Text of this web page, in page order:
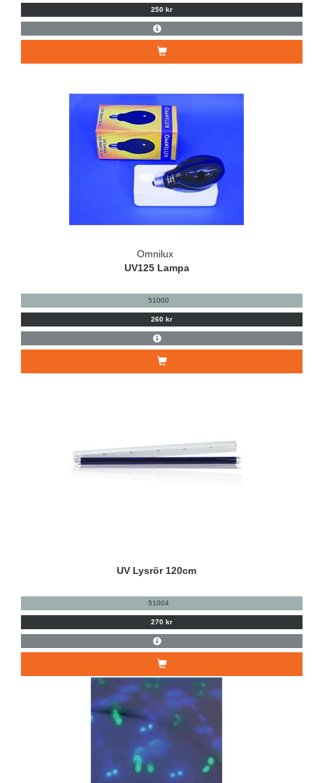
250 kr
Omnilux
UV125 Lampa
51000
260 kr
UV Lysrör 120cm
51004
270 kr